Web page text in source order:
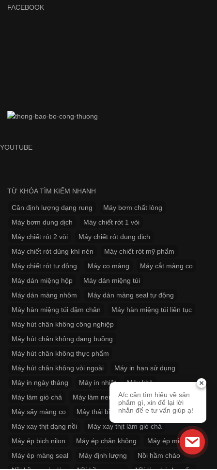
FACEBOOK
YOUTUBE
TỪ KHÓA TÌM KIẾM NHANH
Cân định lượng dạng rung
Máy bơm chất lỏng
Máy bơm dung dịch
Máy chiết rót 1 vòi
Máy chiết rót 2 vòi
Máy chiết rót dung dịch
Máy chiết rót dùng khí nén
Máy chiết rót mỹ phẩm
Máy chiết rót tự động
Máy co màng
Máy cắt màng co
Máy dán miệng hộp
Máy dán miệng túi
Máy dán màng nhôm
Máy dán màng seal tự động
Máy hàn miệng túi dậm chân
Máy hàn miệng túi liên tục
Máy hút chân không công nghiệp
Máy hút chân không dạng buồng
Máy hút chân không thực phẩm
Máy hút chân không vòi ngoài
Máy in hạn sử dụng
Máy in ngày tháng
Máy in nhiệt
Máy khò
Máy làm giò chả
Máy làm nem
Máy rút màng co
Máy sấy màng co
Máy thái bì
Máy xay giò chả
Máy xay thịt dạng nồi
Máy xay thịt làm giò chả
Máy ép bịch nilon
Máy ép chân không
Máy ép miệng túi
Máy ép màng seal
Máy định lượng
Nồi hầm cháo
A/c cần tìm hiểu về sản
phẩm gì, xin để lại lời
nhắn để e tư vấn giúp ạ!